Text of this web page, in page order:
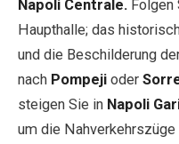
Napoli Centrale. Folgen
Haupthalle; das
und die Beschilderung
nach Pompeji oder
steigen Sie in Napoli
um die Nahverkehrszüge